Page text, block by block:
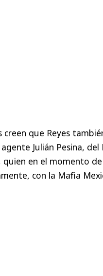
creen que Reyes
Julián Pesina,
quien en el momento
con la Mafia